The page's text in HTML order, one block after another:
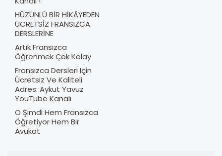
HÜZÜNLÜ BİR HİKÂYEDEN
ÜCRETSİZ FRANSIZCA
DERSLERİNE
Artık Fransızca
Öğrenmek Çok Kolay
Fransızca Dersleri Için
Ücretsiz Ve Kaliteli
Adres: Aykut Yavuz
YouTube Kanalı
O Şimdi Hem Fransızca
Öğretiyor Hem Bir
Avukat